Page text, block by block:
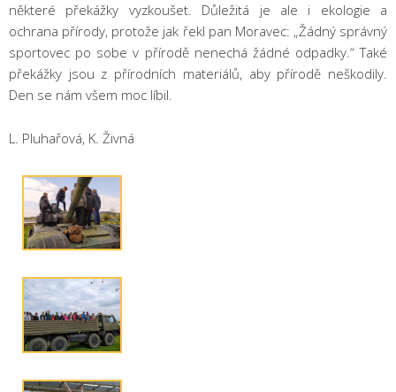
některé překážky vyzkoušet. Důležitá je ale i ekologie a
ochrana přírody, protože jak řekl pan Moravec: „Žádný správný
sportovec po sobe v přírodě nenechá žádné odpadky.“ Také
překážky jsou z přírodních materiálů, aby přírodě neškodily.
Den se nám všem moc líbil.
L. Pluhařová, K. Živná